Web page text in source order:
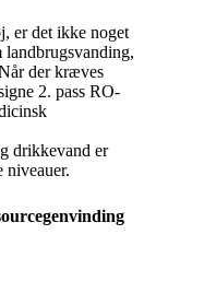
er det ikke noget
landbrugsvanding,
der kræves
2. pass RO-
drikkevand er
niveauer.